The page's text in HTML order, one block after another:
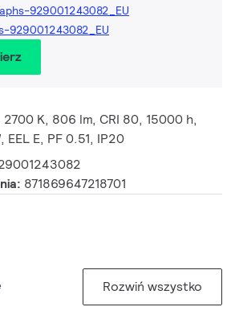
929001243082_EU
929001243082_EU
K, 806 lm, CRI 80, 15000 h,
EEL E, PF 0.51, IP20
871869647218701
Rozwiń wszystko